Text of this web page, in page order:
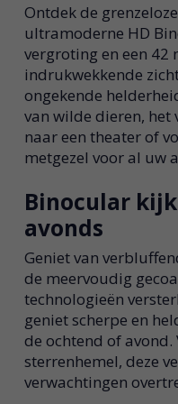
Ontdek de
ultramoderne HD
vergroting en een 42
indrukwekkende
ongekende
van wilde dieren, het
naar een theater of
metgezel voor al uw
Binocular
avonds
Geniet van
de meervoudig
technologieën
geniet scherpe en
de ochtend of
sterrenhemel, deze
verwachtingen